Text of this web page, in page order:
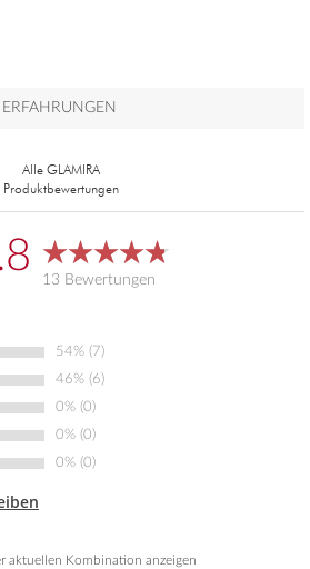
Alle GLAMIRA
Produktbewertungen
13 Bewertungen
54% (7)
46% (6)
0% (0)
0% (0)
0% (0)
aktuellen Kombination anzeigen